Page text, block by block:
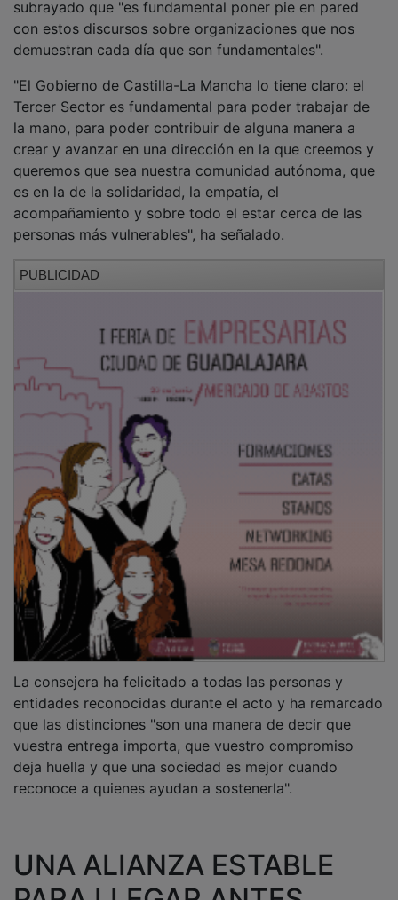
entidades reconocidas durante el acto y ha remarcado
que las distinciones "son una manera de decir que
vuestra entrega importa, que vuestro compromiso
deja huella y que una sociedad es mejor cuando
reconoce a quienes ayudan a sostenerla".
UNA ALIANZA ESTABLE
PARA LLEGAR ANTES,
MEJOR Y MÁS LEJOS
Ha puesto en valor la colaboración estable entre el
Gobierno de Castilla-La Mancha y Cruz Roja, una
alianza que, según ha destacado, "no es puntual ni
coyuntural, ni nace para una foto o una fecha
y llegar más lejos".
PUBLICIDAD